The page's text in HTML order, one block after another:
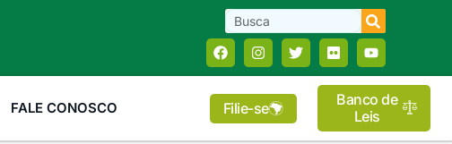
FALE CONOSCO Filie-se
Banco de
Leis